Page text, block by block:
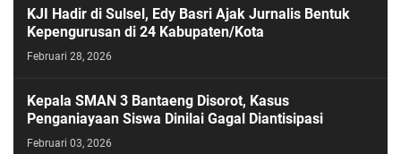
KJI Hadir di Sulsel, Edy Basri Ajak Jurnalis Bentuk
Kepengurusan di 24 Kabupaten/Kota
Februari 28, 2026
Kepala SMAN 3 Bantaeng Disorot, Kasus
Penganiayaan Siswa Dinilai Gagal Diantisipasi
Februari 03, 2026